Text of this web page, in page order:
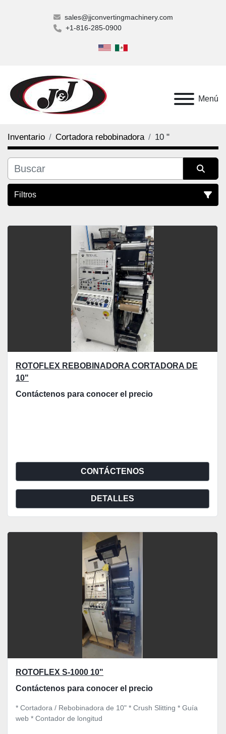
sales@jjconvertingmachinery.com
+1-816-285-0900
Menú
Inventario Cortadora rebobinadora 10 "
Filtros
Ordenar por
ROTOFLEX REBOBINADORA CORTADORA DE
10"
Contáctenos para conocer el precio
CONTÁCTENOS
DETALLES
ROTOFLEX S-1000 10"
Contáctenos para conocer el precio
* Cortadora / Rebobinadora de 10" * Crush Slitting * Guía
web * Contador de longitud